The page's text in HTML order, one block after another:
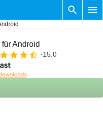
für Android
15.0